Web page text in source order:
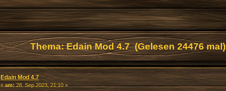
Thema: Edain Mod 4.7 (Gelesen 24476 mal)
Edain Mod 4.7
«am:28. Sep 2023, 21:10 »